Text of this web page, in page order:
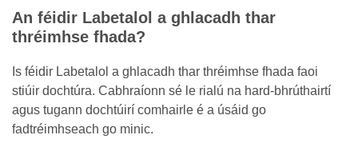
An féidir Labetalol a ghlacadh thar
thréimhse fhada?
Is féidir Labetalol a ghlacadh thar thréimhse fhada faoi
stiúir dochtúra. Cabhraíonn sé le rialú na hard-bhrúthairtí
agus tugann dochtúirí comhairle é a úsáid go
fadtréimhseach go minic.